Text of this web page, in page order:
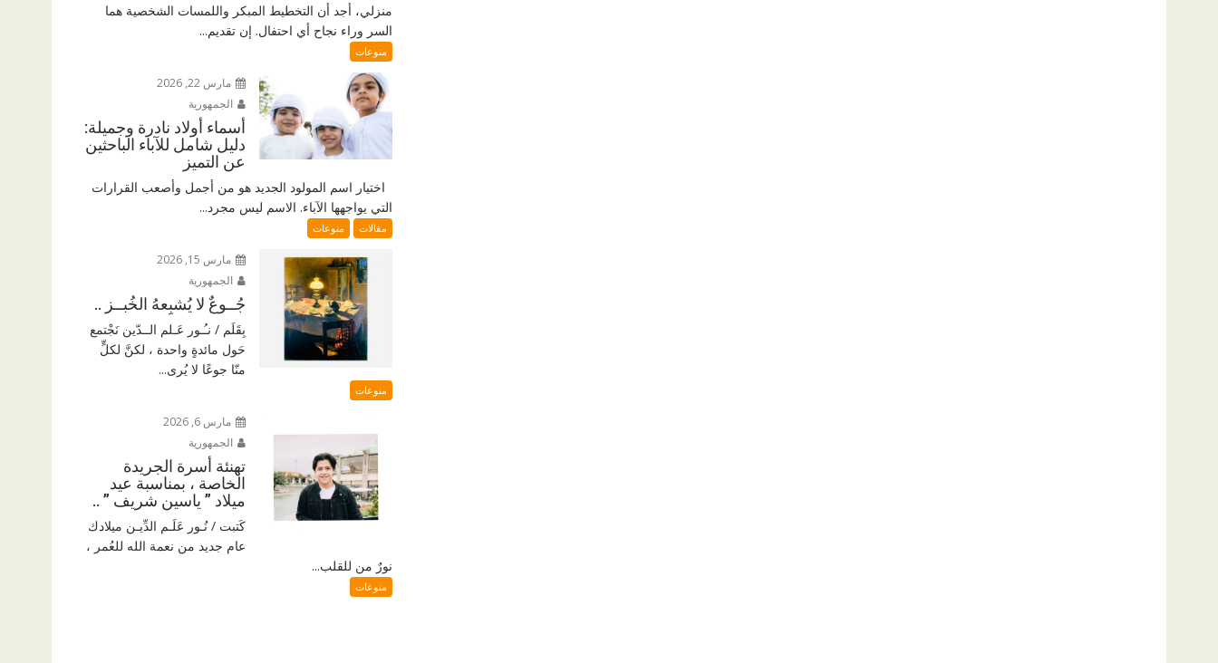
منزلي، أجد أن التخطيط المبكر واللمسات الشخصية هما
السر وراء نجاح أي احتفال. إن تقديم...
منوعات
مارس 22, 2026
الجمهورية
أسماء أولاد نادرة وجميلة:
دليل شامل للآباء الباحثين
عن التميز
اختيار اسم المولود الجديد هو من أجمل وأصعب القرارات
التي يواجهها الآباء. الاسم ليس مجرد...
مقالات منوعات
مارس 15, 2026
الجمهورية
جُــوعٌ لا يُشبِعهُ الخُبــز ..
بِقَلَم / نـُـور عَـلم الــدّين نَجْتمع
حَول مائدةٍ واحدة ، لكنَّ لكلٍّ
منّا جوعًا لا يُرى...
منوعات
مارس 6, 2026
الجمهورية
تهنئة أسرة الجريدة
الخاصة ، بمناسبة عيد
ميلاد ” ياسين شريف ” ..
كَتبت / نُـور عَلَـم الدِّيـن ميلادك
عام جديد من نعمة الله للعُمر ،
نورٌ من للقلب...
منوعات